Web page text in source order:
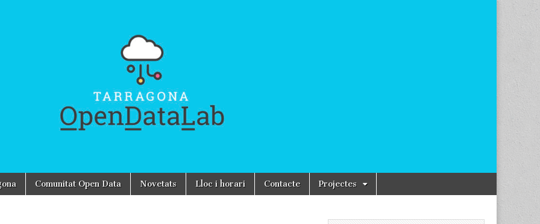
Comunitat Open Data Novetats Lloc i horari Contacte Projectes